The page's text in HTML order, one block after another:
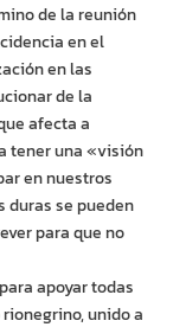
de la reunión
en el
en las
de la
afecta a
tener una «visión
en nuestros
duras se pueden
para que no
apoyar todas
unido a